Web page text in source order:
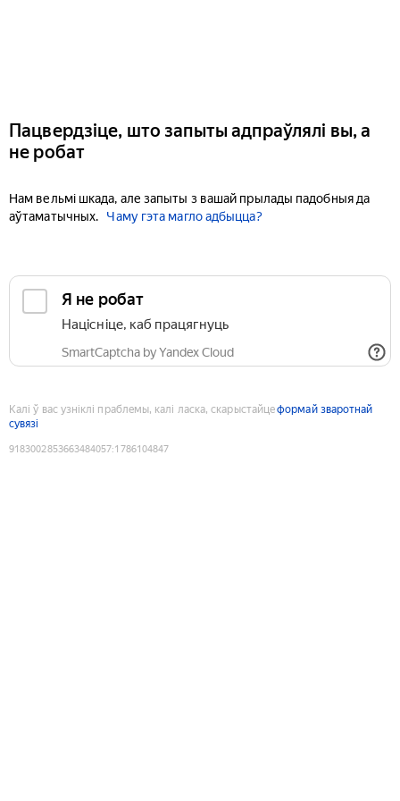
Пацвердзіце, што запыты адпраўлялі вы, а
не робат
Нам вельмі шкада, але запыты з вашай прылады падобныя да
аўтаматычных.
Чаму гэта магло адбыцца?
Я не робат
Націсніце, каб працягнуць
SmartCaptcha by Yandex Cloud
Калі ў вас узніклі праблемы, калі ласка, скарыстайцеформай зваротнай
сувязі
9183002853663484057:1786104847